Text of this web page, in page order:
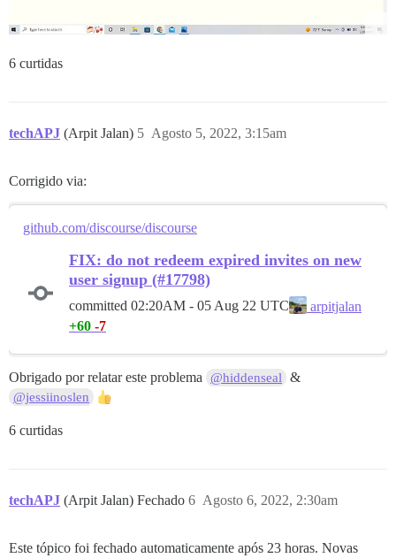
6 curtidas
techAPJ (Arpit Jalan) Agosto 5, 2022, 3:15am
5
Corrigido via:
github.com/discourse/discourse
FIX: do not redeem expired invites on new
user signup (#17798)
committed 02:20AM - 05 Aug 22 UTC
arpitjalan
+60 -7
Obrigado por relatar este problema @hiddenseal &
@jessiinoslen
6 curtidas
techAPJ (Arpit Jalan) Fechado Agosto 6, 2022, 2:30am
6
Este tópico foi fechado automaticamente após 23 horas. Novas